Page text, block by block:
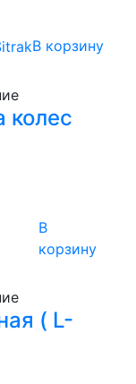
В корзину
колес
В
корзину
( L-